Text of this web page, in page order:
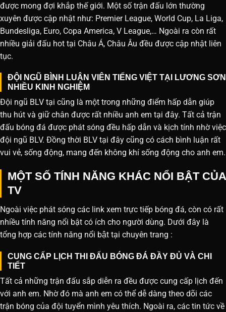
được mong đợi khắp thế giới. Một số trận đấu lớn thường
xuyên được cập nhật như: Premier League, World Cup, La Liga,
Bundesliga, Euro, Copa America, V League,… Ngoài ra còn rất
nhiều giải đấu hot tại Châu Á, Châu Âu đều được cập nhật liên
tục.
ĐỘI NGŨ BÌNH LUẬN VIÊN TIẾNG VIỆT TẠI LƯƠNG SƠN
NHIỀU KINH NGHIỆM
Đội ngũ BLV tại cũng là một trong những điểm hấp dẫn giúp
thu hút và giữ chân được rất nhiều anh em tại đây. Tất cả trận
đấu bóng đá được phát sóng đều hấp dẫn và kịch tính nhờ việc
đội ngũ BLV. Đồng thời BLV tại đây cũng có cách bình luận rất
vui vẻ, sống động, mang đến không khí sống động cho anh em.
MỘT SỐ TÍNH NĂNG KHÁC NỔI BẬT CỦA
TV
Ngoài việc phát sóng các link xem trực tiếp bóng đá, còn có rất
nhiều tính năng nổi bật có ích cho người dùng. Dưới đây là
tổng hợp các tính năng nổi bật tại chuyên trang :
CUNG CẤP LỊCH THI ĐẤU BÓNG ĐÁ ĐẦY ĐỦ VÀ CHI
TIẾT
Tất cả những trận đấu sắp diễn ra đều được cung cấp lịch đến
với anh em. Nhờ đó mà anh em có thể dễ dàng theo dõi các
trận bóng của đội tuyển mình yêu thích. Ngoài ra, các tin tức về